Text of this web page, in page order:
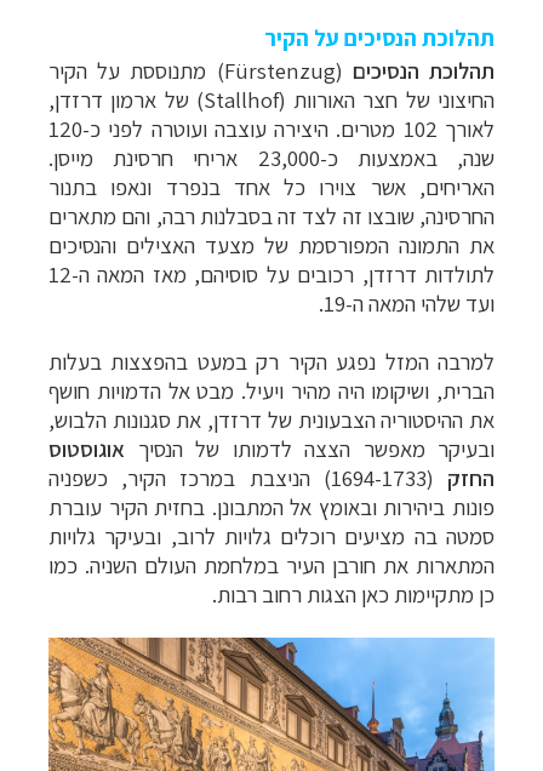
תהלוכת הנסיכים על הקיר
תהלוכת הנסיכים (
Fürstenzug) מתנוססת על הקיר
החיצוני של חצר האורוות (Stallhof) של ארמון דרזדן,
לאורך 102 מטרים. היצירה עוצבה ועוטרה לפני כ-120
שנה, באמצעות כ-23,000 אריחי חרסינת מייסן.
האריחים, אשר צוירו כל אחד בנפרד ונאפו בתנור
החרסינה, שובצו זה לצד זה בסבלנות רבה, והם מתארים
את התמונה המפורסמת של מצעד האצילים והנסיכים
לתולדות דרזדן, רכובים על סוסיהם, מאז המאה ה-12
ועד שלהי המאה ה-19.
למרבה המזל נפגע הקיר רק במעט בהפצצות בעלות
הברית, ושיקומו היה מהיר ויעיל. מבט אל הדמויות חושף
את ההיסטוריה הצבעונית של דרזדן, את סגנונות הלבוש,
ובעיקר מאפשר הצצה לדמותו של הנסיך אוגוסטוס
החזק
(1694-1733) הניצבת במרכז הקיר, כשפניה
פונות ביהירות ובאומץ אל המתבונן. בחזית הקיר עוברת
סמטה בה מציעים רוכלים גלויות לרוב, ובעיקר גלויות
המתארות את חורבן העיר במלחמת העולם השניה. כמו
כן מתקיימות כאן הצגות רחוב רבות.